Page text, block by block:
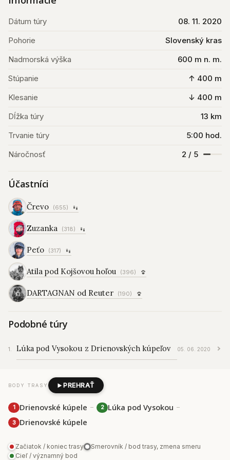
BODY TRASY PREHRAŤ
1 Drienovské kúpele – 2 Lúka pod Vysokou –
3 Drienovské kúpele
Začiatok / koniec trasy
Smerovník / bod trasy, zmena smeru
Cieľ / významný bod
Dátum túry
08. 11. 2020
Pohorie
Slovenský kras
Nadmorská výška
600 m n. m.
Stúpanie
↑ 400 m
Klesanie
↓ 400 m
Dĺžka túry
13 km
Trvanie túry
5:00 hod.
Náročnosť
2 / 5
Účastníci
Črevo (655)
Zuzanka (318)
Peťo (317)
Atila pod Kojšovou hoľou (396)
DARTAGNAN od Reuter (190)
Podobné túry
Lúka pod Vysokou z Drienovských kúpeľov 05. 06. 2020